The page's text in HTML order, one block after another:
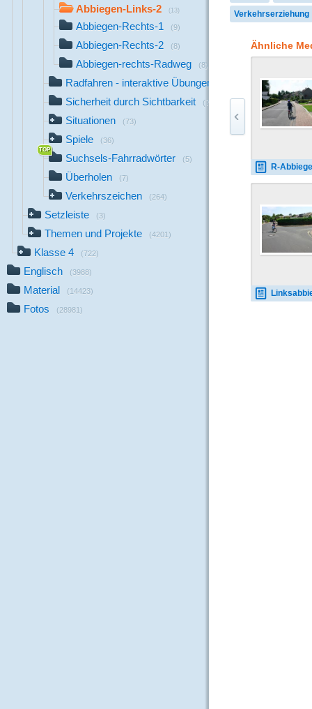
Abbiegen-Links-2 (13)
Abbiegen-Rechts-1 (9)
Abbiegen-Rechts-2 (8)
Abbiegen-rechts-Radweg (8)
Radfahren - interaktive Übungen
Sicherheit durch Sichtbarkeit (7)
Situationen (73)
Spiele (36)
Suchsels-Fahrradwörter (5)
Überholen (7)
Verkehrszeichen (264)
Setzleiste (3)
Themen und Projekte (4201)
Klasse 4 (722)
Englisch (3988)
Material (14423)
Fotos (28981)
Verkehrserziehung
Ähnliche
R-Abbiegen-
Linksabbiegen-